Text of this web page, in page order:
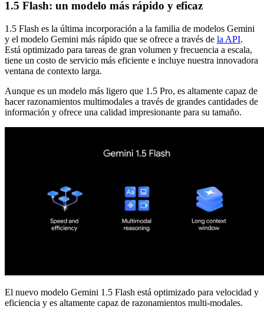
1.5 Flash: un modelo más rápido y eficaz
1.5 Flash es la última incorporación a la familia de modelos Gemini
y el modelo Gemini más rápido que se ofrece a través de la API.
Está optimizado para tareas de gran volumen y frecuencia a escala,
tiene un costo de servicio más eficiente e incluye nuestra innovadora
ventana de contexto larga.
Aunque es un modelo más ligero que 1.5 Pro, es altamente capaz de
hacer razonamientos multimodales a través de grandes cantidades de
información y ofrece una calidad impresionante para su tamaño.
El nuevo modelo Gemini 1.5 Flash está optimizado para velocidad y
eficiencia y es altamente capaz de razonamientos multi-modales.